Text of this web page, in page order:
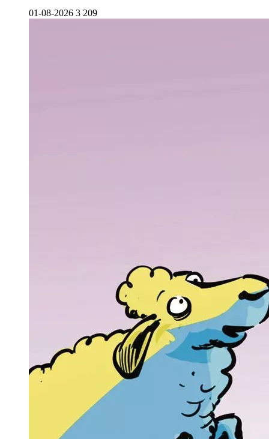
01-08-2026 3 209